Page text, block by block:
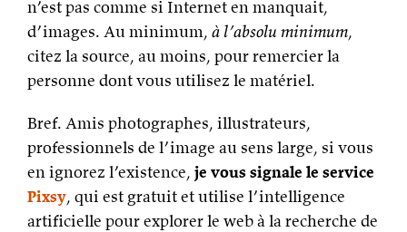
n’est pas comme si Internet en manquait,
d’images. Au minimum, à l’absolu minimum,
citez la source, au moins, pour remercier la
personne dont vous utilisez le matériel.
Bref. Amis photographes, illustrateurs,
professionnels de l’image au sens large, si vous
en ignorez l’existence, je vous signale le service
Pixsy, qui est gratuit et utilise l’intelligence
artificielle pour explorer le web à la recherche de